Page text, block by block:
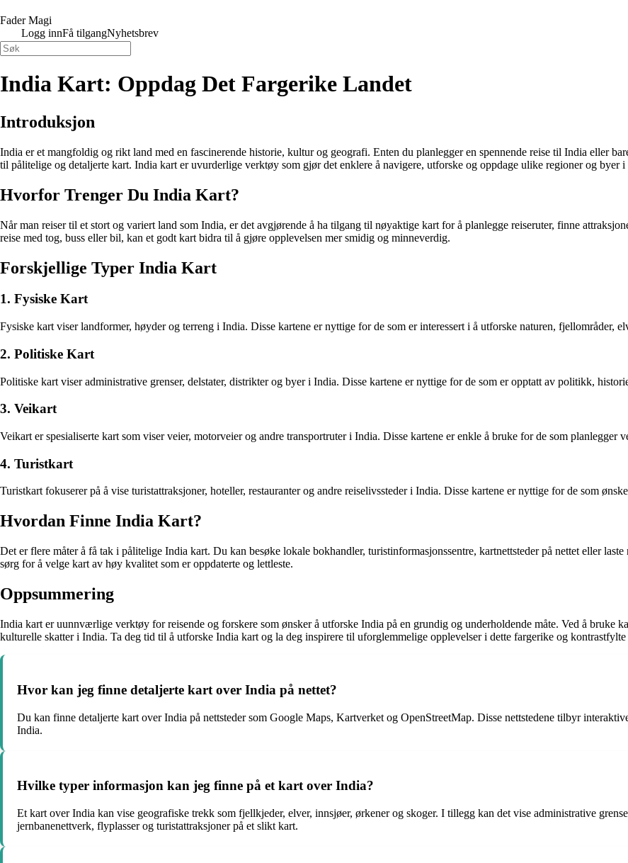
Fader Magi
Logg innFå tilgangNyhetsbrev
India Kart: Oppdag Det Fargerike Landet
Introduksjon
India er et mangfoldig og rikt land med en fascinerende historie, kultur og geografi. Enten du planlegger en spennende reise til India eller
til pålitelige og detaljerte kart. India kart er uvurderlige verktøy som gjør det enklere å navigere, utforske og oppdage ulike regioner og byer i
Hvorfor Trenger Du India Kart?
Når man reiser til et stort og variert land som India, er det avgjørende å ha tilgang til nøyaktige kart for å planlegge reiseruter, finne
reise med tog, buss eller bil, kan et godt kart bidra til å gjøre opplevelsen mer smidig og minneverdig.
Forskjellige Typer India Kart
1. Fysiske Kart
Fysiske kart viser landformer, høyder og terreng i India. Disse kartene er nyttige for de som er interessert i å utforske naturen, fjellområder,
2. Politiske Kart
Politiske kart viser administrative grenser, delstater, distrikter og byer i India. Disse kartene er nyttige for de som er opptatt av politikk,
3. Veikart
Veikart er spesialiserte kart som viser veier, motorveier og andre transportruter i India. Disse kartene er enkle å bruke for de som planlegger
4. Turistkart
Turistkart fokuserer på å vise turistattraksjoner, hoteller, restauranter og andre reiselivssteder i India. Disse kartene er nyttige for de som
Hvordan Finne India Kart?
Det er flere måter å få tak i pålitelige India kart. Du kan besøke lokale bokhandler, turistinformasjonssentre, kartnettsteder på nettet eller
sørg for å velge kart av høy kvalitet som er oppdaterte og lettleste.
Oppsummering
India kart er uunnværlige verktøy for reisende og forskere som ønsker å utforske India på en grundig og underholdende måte. Ved å bruke
kulturelle skatter i India. Ta deg tid til å utforske India kart og la deg inspirere til uforglemmelige opplevelser i dette fargerike og kontrastfylte
Hvor kan jeg finne detaljerte kart over India på nettet?
Du kan finne detaljerte kart over India på nettsteder som Google Maps, Kartverket og OpenStreetMap. Disse nettstedene tilbyr
India.
Hvilke typer informasjon kan jeg finne på et kart over India?
Et kart over India kan vise geografiske trekk som fjellkjeder, elver, innsjøer, ørkener og skoger. I tillegg kan det vise administrative
jernbanenettverk, flyplasser og turistattraksjoner på et slikt kart.